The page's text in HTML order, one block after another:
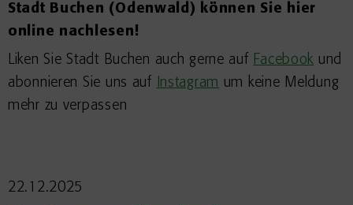
Stadt Buchen (Odenwald) können Sie hier
online nachlesen!
Liken Sie Stadt Buchen auch gerne auf Facebook und
abonnieren Sie uns auf
Instagram um keine Meldung
mehr zu verpassen
22.12.2025